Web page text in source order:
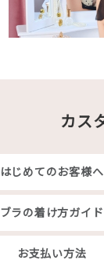
カス
はじめてのお客様へ
ブラの着け方ガイド
お支払い方法